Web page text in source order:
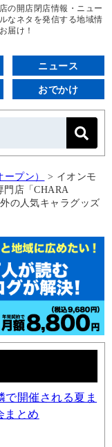
の開店閉店情報・ニュー
なネタを発信する地域情
届け！
ニュース
おでかけ
ープン） > イオンモ
門店「CHARA
の人気キャラグッズ
で開催される夏ま
まとめ